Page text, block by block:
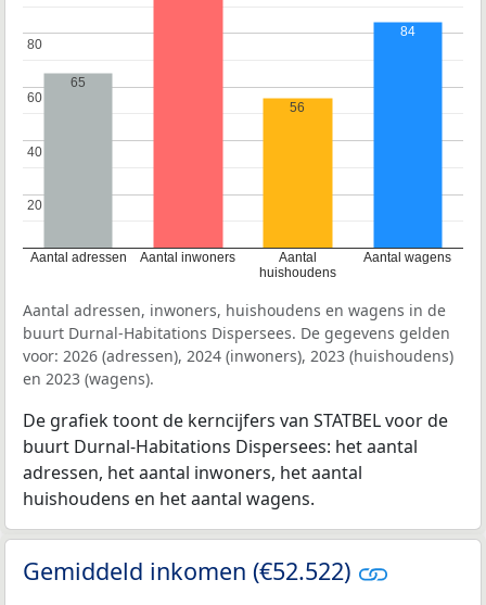
Aantal adressen Aantal inwoners
Aantal
huishoudens
Aantal wagens
20
20
40
40
60
60
80
80
65
56
84
Aantal adressen, inwoners, huishoudens en wagens in de
buurt Durnal-Habitations Dispersees. De gegevens gelden
voor: 2026 (adressen), 2024 (inwoners), 2023 (huishoudens)
en 2023 (wagens).
De grafiek toont de kerncijfers van STATBEL voor de
buurt Durnal-Habitations Dispersees: het aantal
adressen, het aantal inwoners, het aantal
huishoudens en het aantal wagens.
Gemiddeld inkomen (€52.522)